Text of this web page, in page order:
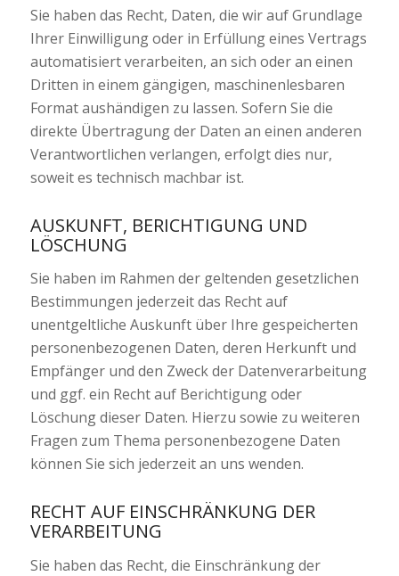
Sie haben das Recht, Daten, die wir auf Grundlage
Ihrer Einwilligung oder in Erfüllung eines Vertrags
automatisiert verarbeiten, an sich oder an einen
Dritten in einem gängigen, maschinenlesbaren
Format aushändigen zu lassen. Sofern Sie die
direkte Übertragung der Daten an einen anderen
Verantwortlichen verlangen, erfolgt dies nur,
soweit es technisch machbar ist.
AUSKUNFT, BERICHTIGUNG UND
LÖSCHUNG
Sie haben im Rahmen der geltenden gesetzlichen
Bestimmungen jederzeit das Recht auf
unentgeltliche Auskunft über Ihre gespeicherten
personenbezogenen Daten, deren Herkunft und
Empfänger und den Zweck der Datenverarbeitung
und ggf. ein Recht auf Berichtigung oder
Löschung dieser Daten. Hierzu sowie zu weiteren
Fragen zum Thema personenbezogene Daten
können Sie sich jederzeit an uns wenden.
RECHT AUF EINSCHRÄNKUNG DER
VERARBEITUNG
Sie haben das Recht, die Einschränkung der